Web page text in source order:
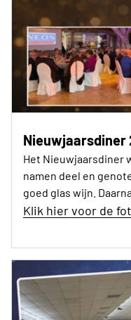
Nieuwjaarsdiner
Het Nieuwjaarsdiner
namen deel en
goed glas wijn.
Klik hier voor de